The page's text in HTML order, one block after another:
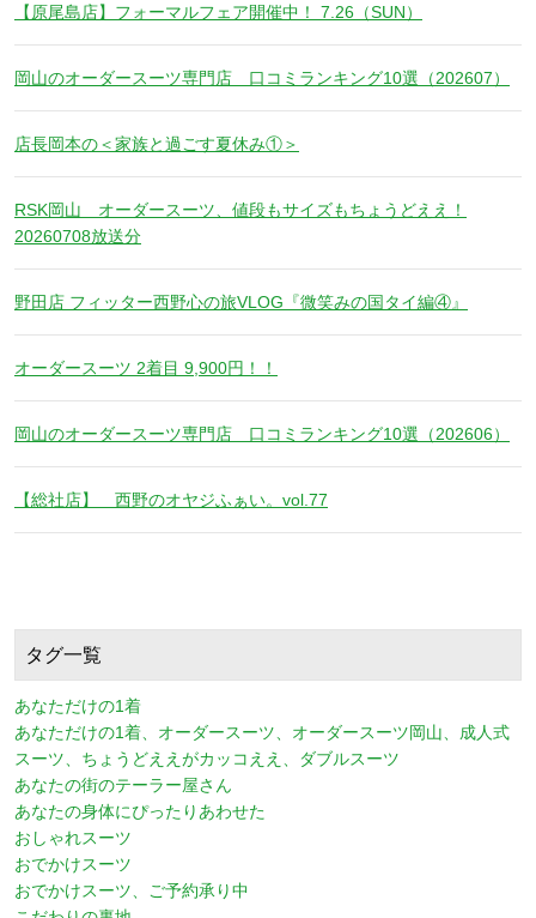
【原尾島店】フォーマルフェア開催中！ 7.26（SUN）
岡山のオーダースーツ専門店 口コミランキング10選（202607）
店長岡本の＜家族と過ごす夏休み①＞
RSK岡山 オーダースーツ、値段もサイズもちょうどええ！
20260708放送分
野田店 フィッター西野心の旅VLOG『微笑みの国タイ編④』
オーダースーツ 2着目 9,900円！！
岡山のオーダースーツ専門店 口コミランキング10選（202606）
【総社店】 西野のオヤジふぁい。vol.77
タグ一覧
あなただけの1着
あなただけの1着、オーダースーツ、オーダースーツ岡山、成人式
スーツ、ちょうどええがカッコええ、ダブルスーツ
あなたの街のテーラー屋さん
あなたの身体にぴったりあわせた
おしゃれスーツ
おでかけスーツ
おでかけスーツ、ご予約承り中